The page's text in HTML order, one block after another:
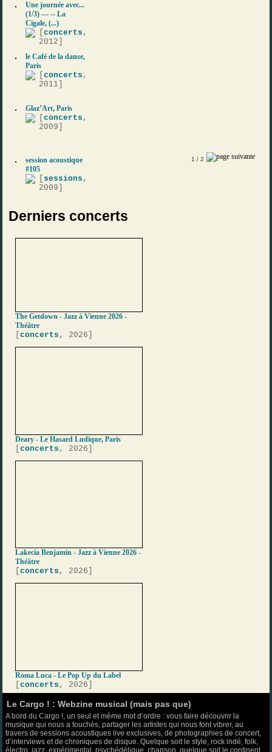
Une journée avec...
(1/3) — -- La
Cigale, (...)
[concerts ,
2012]
le Café de la danse,
Paris
[concerts ,
2011]
Glaz’Art, Paris
[concerts ,
2009]
session acoustique
#105
sessions ,
2009]
1 / 2
Derniers concerts
The Getdown - Jazz à Vienne 2026 -
Théâtre
[concerts , 2026]
Deary - Le Hasard Ludique, Paris
[concerts , 2026]
Lakecia Benjamin - Jazz à Vienne 2026 -
Théâtre
[concerts , 2026]
Roma Luca - Le Pop Up du Label
[concerts , 2026]
Le Cargo ! : Webzine musical (mais pas que)
A bord du Cargo !, un seul et même mot d’ordre : vous faire découvrir la
musique qui nous a touchés, partager les artistes qui nous font vibrer, au
travers de sessions acoustiques live exclusives, de photographies de concert,
d’interviews et de chroniques de disque. Quelque soit le style, rock indé, folk,
électro, jazz, expérimental, psychédélique, chanson, quelque soit le continent